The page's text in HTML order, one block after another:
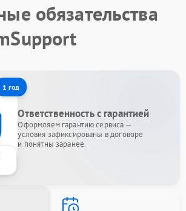
обязательства
1 год
Ответственность с гарантией
Оформляем гарантию сервиса —
условия зафиксированы в договоре
и понятны заранее.